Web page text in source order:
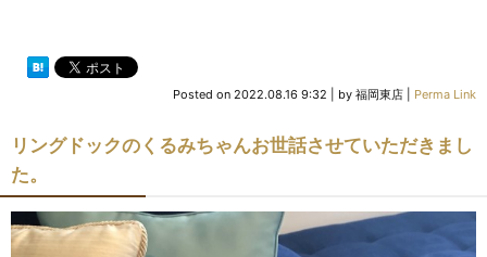
Posted on 2022.08.16 9:32 by 福岡東店 Perma Link
リングドックのくるみちゃんお世話させていただきまし
た。